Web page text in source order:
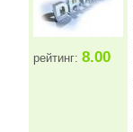
рейтинг: 8.00